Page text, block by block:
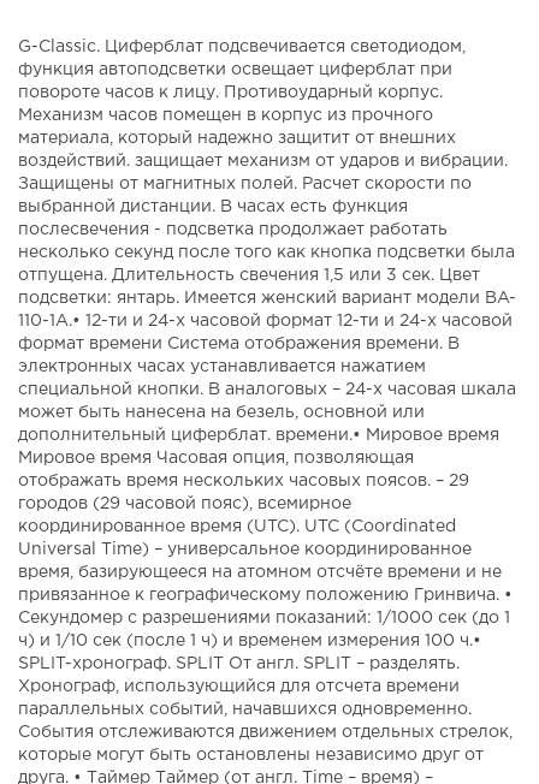
G-Classic. Циферблат подсвечивается светодиодом,
функция автоподсветки освещает циферблат при
повороте часов к лицу. Противоударный корпус.
Механизм часов помещен в корпус из прочного
материала, который надежно защитит от внешних
воздействий. защищает механизм от ударов и вибрации.
Защищены от магнитных полей. Расчет скорости по
выбранной дистанции. В часах есть функция
послесвечения - подсветка продолжает работать
несколько секунд после того как кнопка подсветки была
отпущена. Длительность свечения 1,5 или 3 сек. Цвет
подсветки: янтарь. Имеется женский вариант модели BA-
110-1A.• 12-ти и 24-х часовой формат 12-ти и 24-х часовой
формат времени Система отображения времени. В
электронных часах устанавливается нажатием
специальной кнопки. В аналоговых – 24-х часовая шкала
может быть нанесена на безель, основной или
дополнительный циферблат. времени.• Мировое время
Мировое время Часовая опция, позволяющая
отображать время нескольких часовых поясов. – 29
городов (29 часовой пояс), всемирное
координированное время (UTC). UTC (Coordinated
Universal Time) – универсальное координированное
время, базирующееся на атомном отсчёте времени и не
привязанное к географическому положению Гринвича. •
Секундомер с разрешениями показаний: 1/1000 сек (до 1
ч) и 1/10 сек (после 1 ч) и временем измерения 100 ч.•
SPLIT-хронограф. SPLIT От англ. SPLIT – разделять.
Хронограф, использующийся для отсчета времени
параллельных событий, начавшихся одновременно.
События отслеживаются движением отдельных стрелок,
которые могут быть остановлены независимо друг от
друга. • Таймер Таймер (от англ. Time – время) –